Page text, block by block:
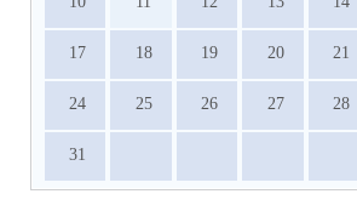
17 18 19 20 21
24 25 26 27 28
31